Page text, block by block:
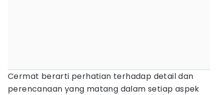
Cermat berarti perhatian terhadap detail dan
perencanaan yang matang dalam setiap aspek